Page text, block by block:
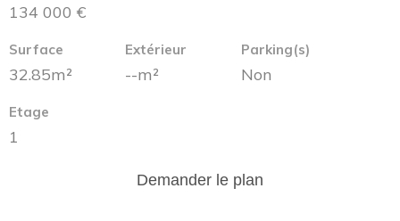
134 000 €
Surface
32.85m²
Extérieur
--m²
Parking(s)
Non
Etage
1
Demander le plan